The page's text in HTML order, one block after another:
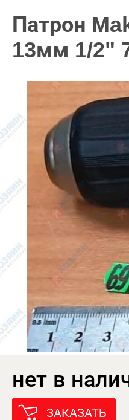
Патрон
13мм 1/2"
нет в
ЗАКАЗАТЬ